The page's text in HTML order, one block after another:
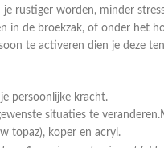
rustiger worden, minder
in de broekzak, of onder het
te activeren dien je deze
persoonlijke kracht.
situaties te veranderen.
topaz), koper en acryl.